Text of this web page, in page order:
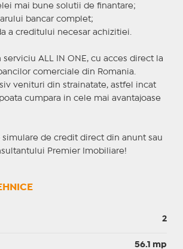
mai bune solutii de finantare;
bancar complet;
a creditului necesar achizitiei.
serviciu ALL IN ONE, cu acces direct la
comerciale din Romania.
venituri din strainatate, astfel incat
cumpara in cele mai avantajoase
de credit direct din anunt sau
Premier Imobiliare!
2
56.1 mp